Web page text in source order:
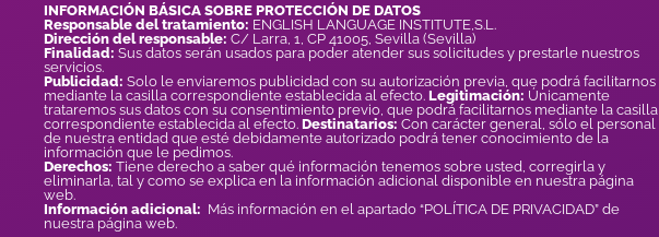
INFORMACIÓN BÁSICA SOBRE PROTECCIÓN DE DATOS
Responsable del tratamiento: ENGLISH LANGUAGE INSTITUTE,S.L.
Dirección del responsable: C/ Larra, 1, CP 41005, Sevilla (Sevilla)
Finalidad: Sus datos serán usados para poder atender sus solicitudes y prestarle nuestros
servicios.
Publicidad: Solo le enviaremos publicidad con su autorización previa, que podrá facilitarnos
mediante la casilla correspondiente establecida al efecto. Legitimación: Únicamente
trataremos sus datos con su consentimiento previo, que podrá facilitarnos mediante la casilla
correspondiente establecida al efecto. Destinatarios: Con carácter general, sólo el personal
de nuestra entidad que esté debidamente autorizado podrá tener conocimiento de la
información que le pedimos.
Derechos: Tiene derecho a saber qué información tenemos sobre usted, corregirla y
eliminarla, tal y como se explica en la información adicional disponible en nuestra página
web.
Información adicional: Más información en el apartado “POLÍTICA DE PRIVACIDAD” de
nuestra página web.